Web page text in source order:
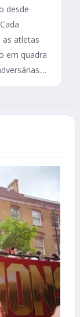
desde
atletas
em quadra